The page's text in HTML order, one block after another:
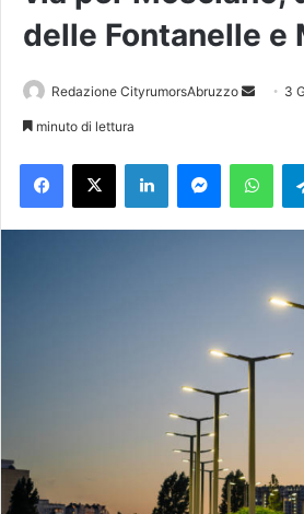
delle Fontanelle e
Redazione CityrumorsAbruzzo
a
a
3
minuto di lettura